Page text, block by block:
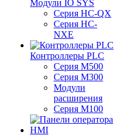
Модули IO SYS
Серия HC-QX
Серия HC-
NXE
Контроллеры PLC
Серия M500
Серия M300
Модули
расширения
Серия M100